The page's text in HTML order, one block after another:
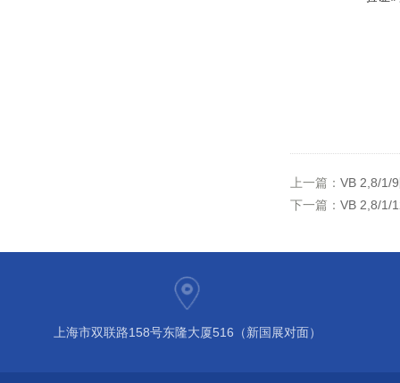
上一篇： VB 2,8/1/
下一篇： VB 2,8/1/
上海市双联路158号东隆大厦516（新国展对面）